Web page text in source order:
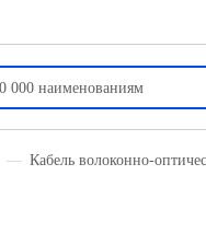
Кабель волоконно-